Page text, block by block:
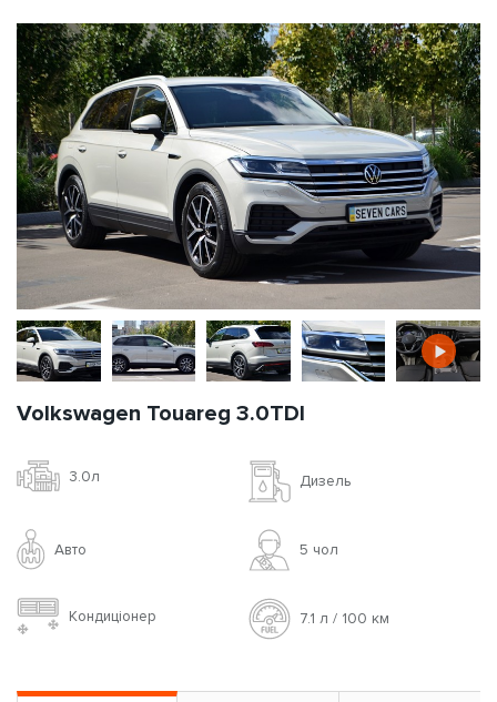
Volkswagen Touareg 3.0TDI
3.0л Дизель
Авто 5 чoл
Кондиціонер 7.1 л / 100 км